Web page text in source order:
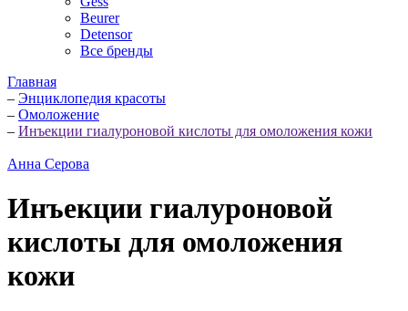
Beurer
Detensor
Все бренды
Главная
– Энциклопедия красоты
– Омоложение
– Инъекции гиалуроновой кислоты для омоложения кожи
Анна Серова
Инъекции гиалуроновой
кислоты для омоложения
кожи